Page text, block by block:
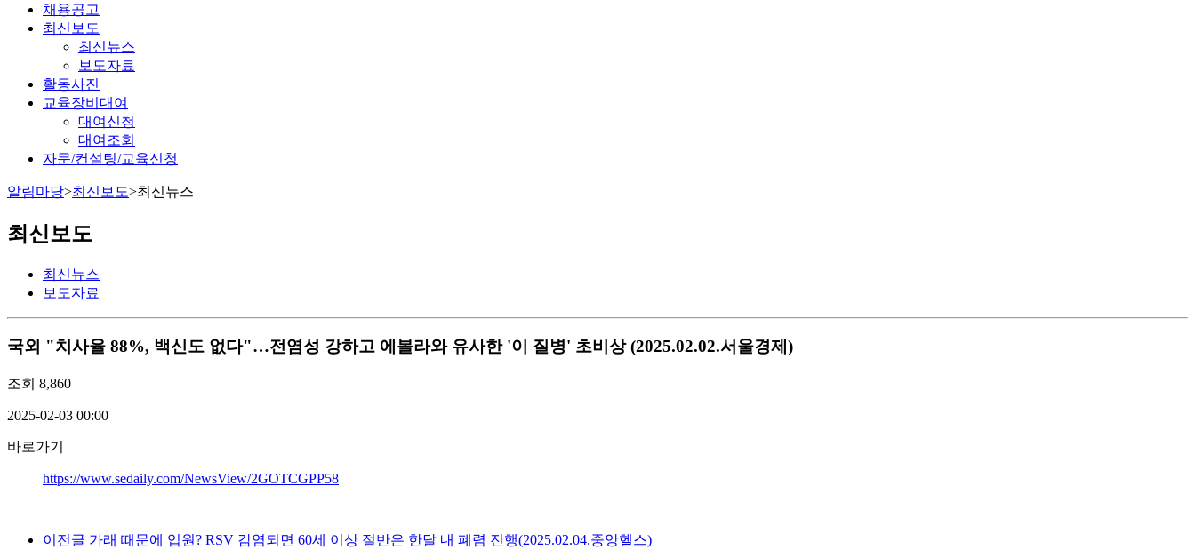
채용공고
최신보도
최신뉴스
보도자료
활동사진
교육장비대여
대여신청
대여조회
자문/컨설팅/교육신청
알림마당>최신보도>최신뉴스
최신보도
최신뉴스
보도자료
국외 "치사율 88%, 백신도 없다"…전염성 강하고 에볼라와 유사한 '이 질병' 초비상 (2025.02.02.서울경제)
조회 8,860
2025-02-03 00:00
바로가기
https://www.sedaily.com/NewsView/2GOTCGPP58
이전글 가래 때문에 입원? RSV 감염되면 60세 이상 절반은 한달 내 폐렴 진행(2025.02.04.중앙헬스)